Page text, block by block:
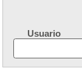
Usuario